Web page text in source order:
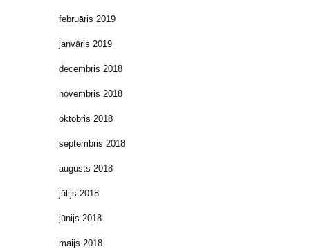
februāris 2019
janvāris 2019
decembris 2018
novembris 2018
oktobris 2018
septembris 2018
augusts 2018
jūlijs 2018
jūnijs 2018
maijs 2018